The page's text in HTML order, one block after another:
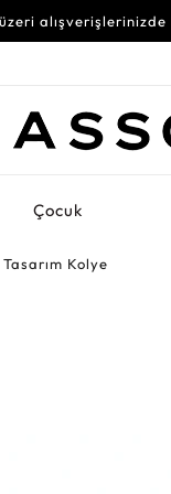
alışverişlerinizde
Çocuk
Kolye